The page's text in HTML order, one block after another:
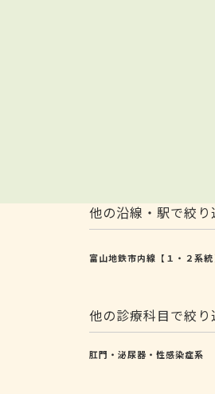
他の沿線・駅で絞り
富山地鉄市内線【１・２系統
他の診療科目で絞り
肛門・泌尿器・性感染症系